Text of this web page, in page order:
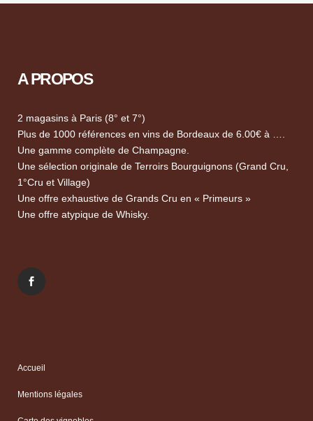
A PROPOS
2 magasins à Paris (8° et 7°)
Plus de 1000 références en vins de Bordeaux de 6.00€ à ….
Une gamme complète de Champagne.
Une sélection originale de Terroirs Bourguignons (Grand Cru,
1°Cru et Village)
Une offre exhaustive de Grands Cru en « Primeurs »
Une offre atypique de Whisky.
Accueil
Mentions légales